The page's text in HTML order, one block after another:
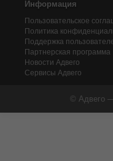
Информация
Пользовательское
Политика
Поддержка
Партнерская программа
Новости Адвего
Сервисы Адвего
© Адвего